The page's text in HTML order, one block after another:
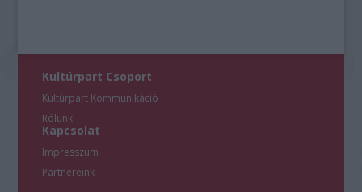
Kultúrpart Csoport
Kultúrpart Kommunikáció
Rólunk
Kapcsolat
Impresszum
Partnereink